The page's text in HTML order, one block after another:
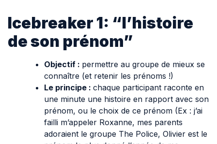
Icebreaker 1: “l’histoire
de son prénom”
Objectif : permettre au groupe de mieux se
connaître (et retenir les prénoms !)
Le principe :chaque participant raconte en
une minute une histoire en rapport avec son
prénom, ou le choix de ce prénom (Ex : j’ai
failli m’appeler Roxanne, mes parents
adoraient le groupe The Police, Olivier est le